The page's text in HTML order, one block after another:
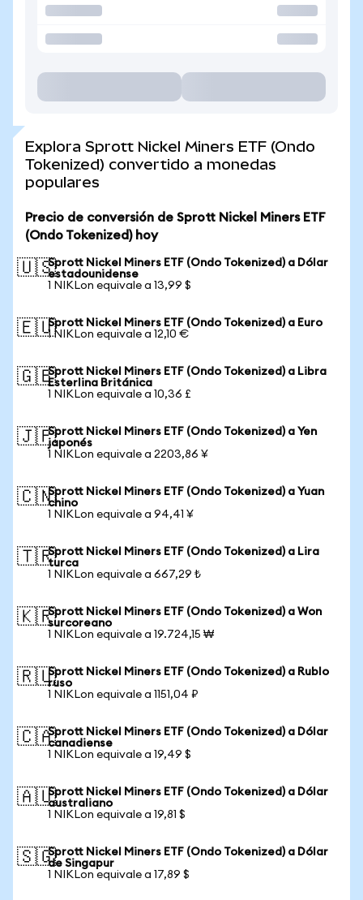
Explora Sprott Nickel Miners ETF (Ondo
Tokenized) convertido a monedas
populares
Precio de conversión de Sprott Nickel Miners ETF
(Ondo Tokenized) hoy
🇺🇸Sprott Nickel Miners ETF (Ondo Tokenized) a Dólar
estadounidense
1 NIKLon equivale a 13,99 $
🇪🇺Sprott Nickel Miners ETF (Ondo Tokenized) a Euro
1 NIKLon equivale a 12,10 €
🇬🇧Sprott Nickel Miners ETF (Ondo Tokenized) a Libra
Esterlina Británica
1 NIKLon equivale a 10,36 £
🇯🇵Sprott Nickel Miners ETF (Ondo Tokenized) a Yen
japonés
1 NIKLon equivale a 2203,86 ¥
🇨🇳Sprott Nickel Miners ETF (Ondo Tokenized) a Yuan
chino
1 NIKLon equivale a 94,41 ¥
🇹🇷Sprott Nickel Miners ETF (Ondo Tokenized) a Lira
turca
1 NIKLon equivale a 667,29 ₺
🇰🇷Sprott Nickel Miners ETF (Ondo Tokenized) a Won
surcoreano
1 NIKLon equivale a 19.724,15 ₩
🇷🇺Sprott Nickel Miners ETF (Ondo Tokenized) a Rublo
ruso
1 NIKLon equivale a 1151,04 ₽
🇨🇦Sprott Nickel Miners ETF (Ondo Tokenized) a Dólar
canadiense
1 NIKLon equivale a 19,49 $
🇦🇺Sprott Nickel Miners ETF (Ondo Tokenized) a Dólar
australiano
1 NIKLon equivale a 19,81 $
🇸🇬Sprott Nickel Miners ETF (Ondo Tokenized) a Dólar
de Singapur
1 NIKLon equivale a 17,89 $